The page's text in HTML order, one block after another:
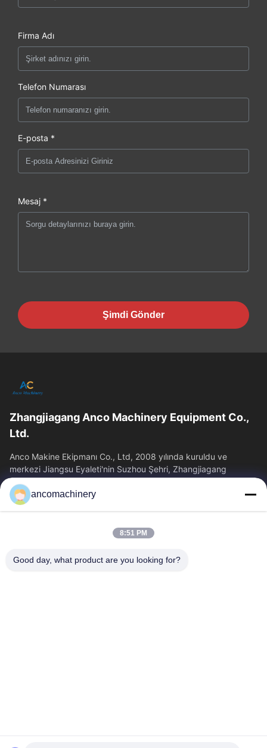
Firma Adı
Telefon Numarası
E-posta *
Mesaj *
Şimdi Gönder
Zhangjiagang Anco Machinery Equipment Co.,
Ltd.
Anco Makine Ekipmanı Co., Ltd, 2008 yılında kuruldu ve
merkezi Jiangsu Eyaleti'nin Suzhou Şehri, Zhangjiagang
Şehri'nde yer almaktadır.
Hızlı Bağlantılar
Hakkımızda
Fabrika Turu
Kalite Kontrol
ancomachinery
8:51 PM
Good day, what product are you looking for?